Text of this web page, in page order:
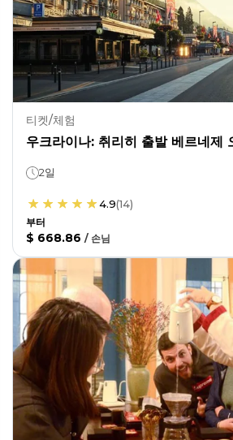
티켓/체험
우크라이나: 취리히 출발 베르네제
2일
4.9(14)
부터
$ 668.86 / 손님